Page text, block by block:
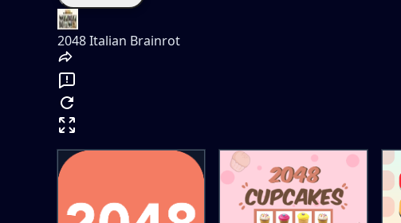
2048 Italian Brainrot